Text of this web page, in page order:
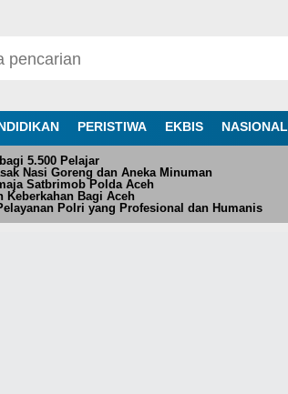
PERISTIWA EKBIS NASIONAL
5.500 Pelajar
Nasi Goreng dan Aneka Minuman
Satbrimob Polda Aceh
Keberkahan Bagi Aceh
Polri yang Profesional dan Humanis